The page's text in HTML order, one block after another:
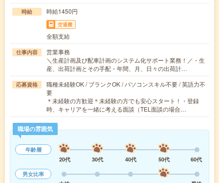
時給 時給1450円
交通費
全額支給
仕事内容
営業事務
＼生産計画及び配車計画のシステム化サポート業務！／・生
産、出荷計画とその手配・年間、月、日々の出荷計…
応募資格
職種未経験OK / ブランクOK / パソコンスキル不要 / 英語力不
要
＊未経験の方歓迎＊未経験の方でも安心スタート！・登録
時、キャリアを一緒に考える面談（TEL面談の場合…
職場の雰囲気
年齢層
20代
30代 40代 50代
60代
男女比率